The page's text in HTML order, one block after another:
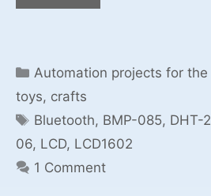
робот
для
Categories
Automation projects for the
toys, crafts
Tags
Bluetooth, BMP-085, DHT-
06, LCD, LCD1602
1 Comment